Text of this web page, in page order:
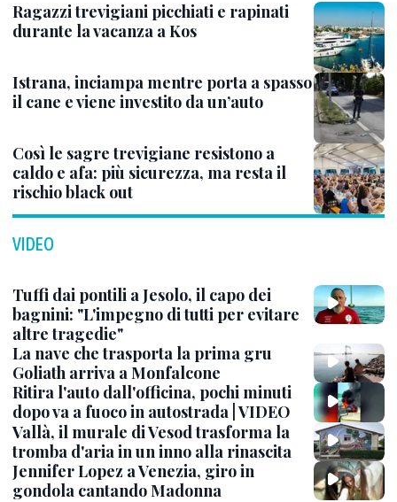
Ragazzi trevigiani picchiati e rapinati
durante la vacanza a Kos
Istrana, inciampa mentre porta a spasso
il cane e viene investito da un’auto
Così le sagre trevigiane resistono a
caldo e afa: più sicurezza, ma resta il
rischio black out
VIDEO
Tuffi dai pontili a Jesolo, il capo dei
bagnini: "L'impegno di tutti per evitare
altre tragedie"
La nave che trasporta la prima gru
Goliath arriva a Monfalcone
Ritira l'auto dall'officina, pochi minuti
dopo va a fuoco in autostrada | VIDEO
Vallà, il murale di Vesod trasforma la
tromba d'aria in un inno alla rinascita
Jennifer Lopez a Venezia, giro in
gondola cantando Madonna